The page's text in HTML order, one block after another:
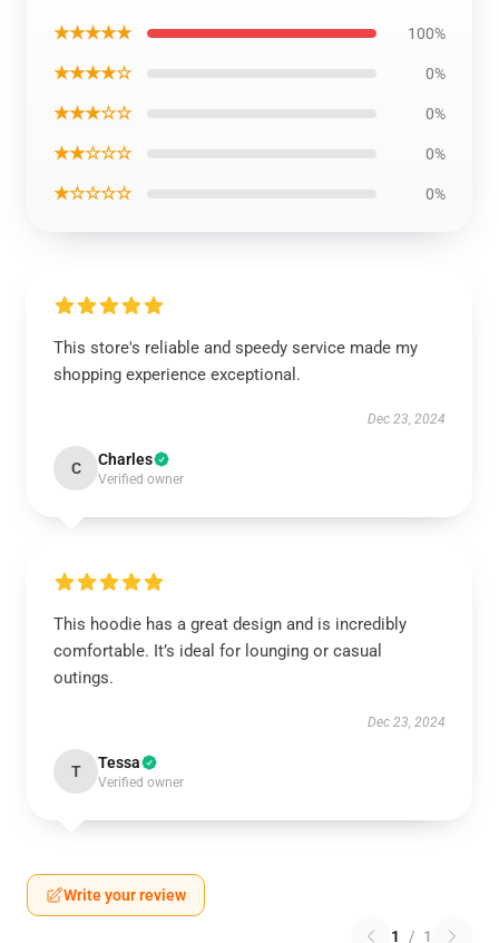
★★★★★ 100%
★★★★☆ 0%
★★★☆☆ 0%
★★☆☆☆ 0%
★☆☆☆☆ 0%
This store's reliable and speedy service made my
shopping experience exceptional.
Dec 23, 2024
C Charles
Verified owner
This hoodie has a great design and is incredibly
comfortable. It’s ideal for lounging or casual
outings.
Dec 23, 2024
T Tessa
Verified owner
Write your review
1 / 1